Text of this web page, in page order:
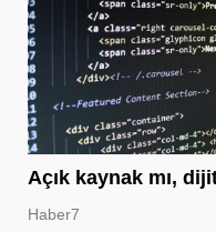
Açık kaynak mı,
Haber7